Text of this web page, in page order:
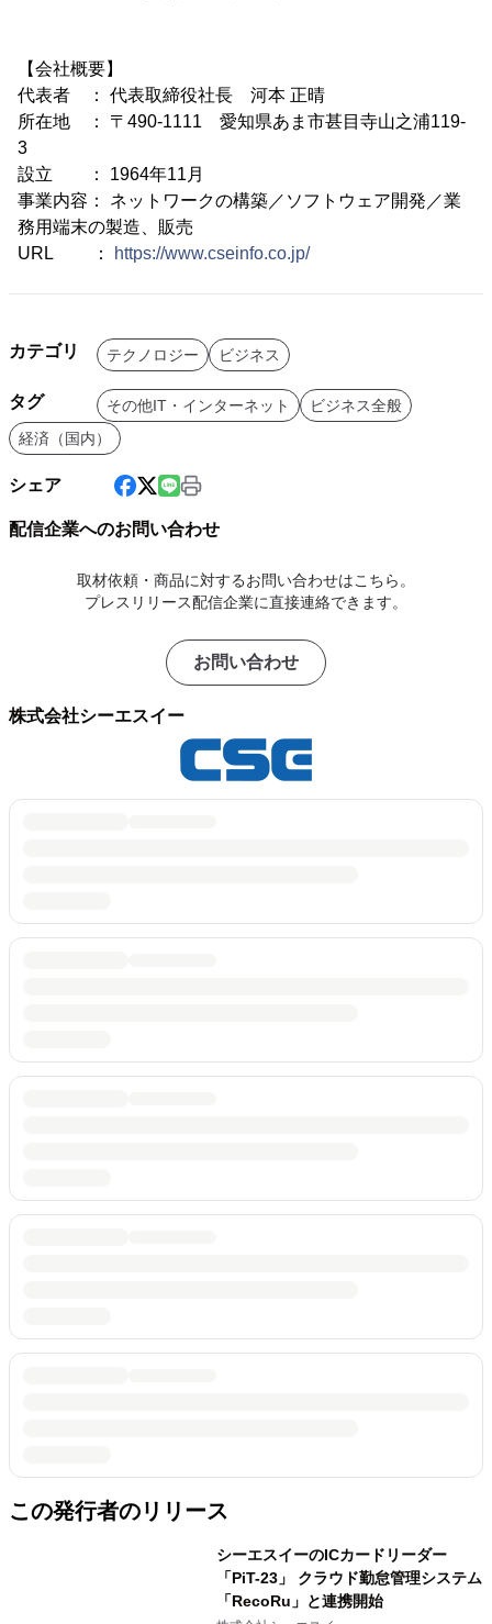
【会社概要】
代表者 ： 代表取締役社長 河本 正晴
所在地 ： 〒490-1111 愛知県あま市甚目寺山之浦119-
3
設立 ： 1964年11月
事業内容： ネットワークの構築／ソフトウェア開発／業
務用端末の製造、販売
URL ：
https://www.cseinfo.co.jp/
カテゴリ テクノロジー ビジネス
タグ その他IT・インターネット
ビジネス全般
経済（国内）
シェア
配信企業へのお問い合わせ
取材依頼・商品に対するお問い合わせはこちら。
プレスリリース配信企業に直接連絡できます。
お問い合わせ
株式会社シーエスイー
この発行者のリリース
シーエスイーのICカードリーダー
「PiT-23」 クラウド勤怠管理システム
「RecoRu」と連携開始